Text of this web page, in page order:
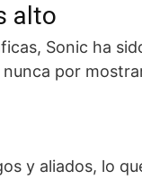
alto
Sonic ha
por
y aliados, lo